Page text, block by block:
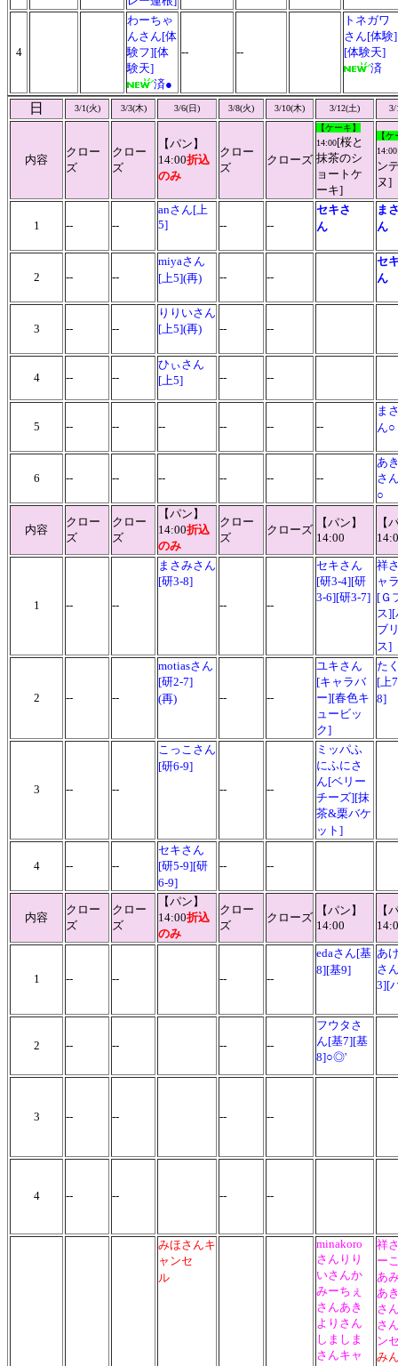
4
わーちゃ
んさん[体
験フ][体
験天]
済●
-- --
トネガワ
さん[体験]
[体験天]
済
日 3/1(火) 3/3(木) 3/6(日) 3/8(火) 3/10(木) 3/12(土) 3/
内容
クロー
ズ
クロー
ズ
【パン】
14:00折込
のみ
クロー
ズ
クローズ
【ケーキ】
14:00[桜と
抹茶のシ
ョートケ
ーキ]
【
14:00
ン
ヌ]
1 -- --
anさん[上
5]
-- --
セキさ
ん
ま
ん
2 -- --
miyaさん
[上5](再)
-- --
セ
ん
3 -- --
りりいさん
[上5](再)
-- --
4 -- --
ひぃさん
[上5]
-- --
5 -- -- -- -- -- --
ま
ん○
6 -- -- -- -- -- --
あ
さ
○
内容
クロー
ズ
クロー
ズ
【パン】
14:00折込
のみ
クロー
ズ
クローズ
【パン】
14:00
【
1 -- --
まさみさん
[研3-8]
--
--
セキさん
[研3-4][研
3-6][研3-7]
祥
ャ
[Ｇ
ス
ブ
2 -- --
motiasさん
[研2-7]
(再)
-- --
ユキさん
[キャラバ
ー][春色キ
ュービッ
ク]
た
[上
8]
3 -- --
こっこさん
[研6-9]
--
--
ミッパふ
にふにさ
ん[ベリー
チーズ][抹
茶&栗バケ
ット]
4 -- --
セキさん
[研5-9][研
6-9]
-- --
内容
クロー
ズ
クロー
ズ
【パン】
14:00折込
のみ
クロー
ズ
クローズ
【パン】
14:00
【
1 -- -- -- --
edaさん[基
8][基9]
あ
さ
3][
2 -- -- -- --
フウタさ
ん[基7][基
8]○◎'
3 -- -- -- --
4 -- -- -- --
みほさんキ
ャンセ
ル
minakoro
さんりり
いさんか
みーちぇ
さんあき
よりさん
しましま
さんキャ
祥
ー
あ
あ
さ
さ
ン
み